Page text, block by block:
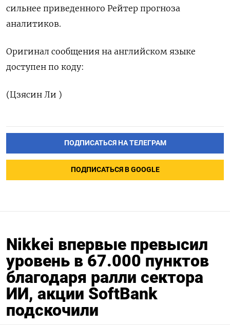
сильнее приведенного Рейтер ​прогноза
аналитиков.
Оригинал сообщения на английском языке
‌доступен по коду:
(Цзясин Ли )
ПОДПИСАТЬСЯ НА ТЕЛЕГРАМ
ПОДПИСАТЬСЯ В GOOGLE
Nikkei впервые превысил
уровень в 67.000 пунктов
благодаря ралли сектора
ИИ, акции SoftBank
подскочили